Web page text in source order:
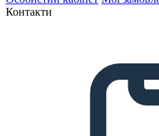
Контакти